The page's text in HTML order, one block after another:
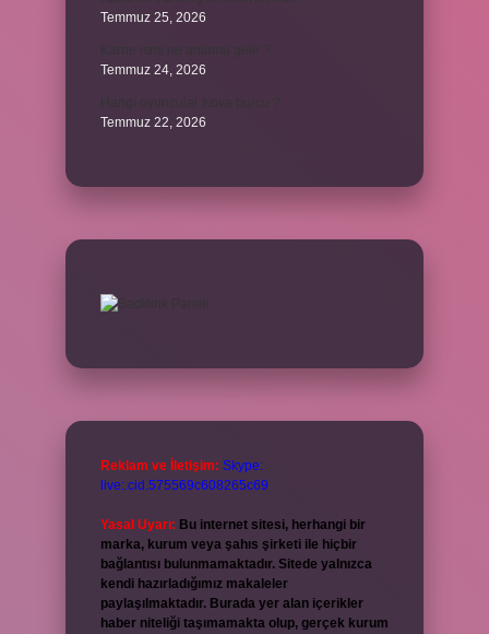
Temmuz 25, 2026
Temmuz 24, 2026
Temmuz 22, 2026
Reklam ve İletişim: Skype:
live:.cid.575569c608265c69
Yasal Uyarı: Bu internet sitesi, herhangi bir
marka, kurum veya şahıs şirketi ile hiçbir
bağlantısı bulunmamaktadır. Sitede yalnızca
kendi hazırladığımız makaleler
paylaşılmaktadır. Burada yer alan içerikler
haber niteliği taşımamakta olup, gerçek kurum